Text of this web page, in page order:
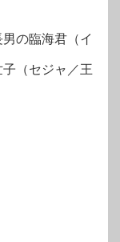
の臨海君（イ
（セジャ／王